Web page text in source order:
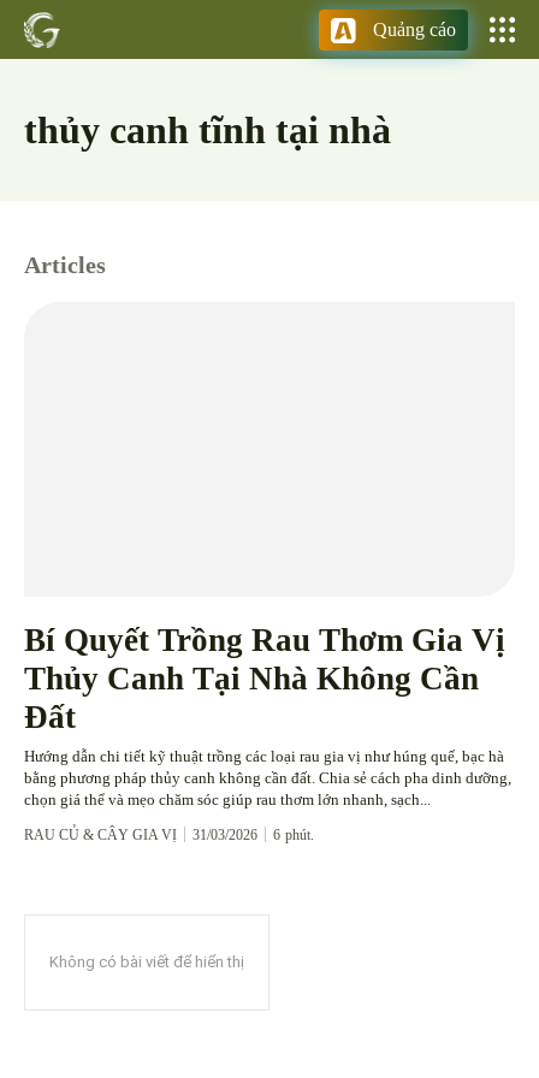
Quảng cáo
thủy canh tĩnh tại nhà
Articles
Bí Quyết Trồng Rau Thơm Gia Vị
Thủy Canh Tại Nhà Không Cần
Đất
Hướng dẫn chi tiết kỹ thuật trồng các loại rau gia vị như húng quế, bạc hà
bằng phương pháp thủy canh không cần đất. Chia sẻ cách pha dinh dưỡng,
chọn giá thể và mẹo chăm sóc giúp rau thơm lớn nhanh, sạch...
RAU CỦ & CÂY GIA VỊ 31/03/2026 6 phút.
Không có bài viết để hiển thị